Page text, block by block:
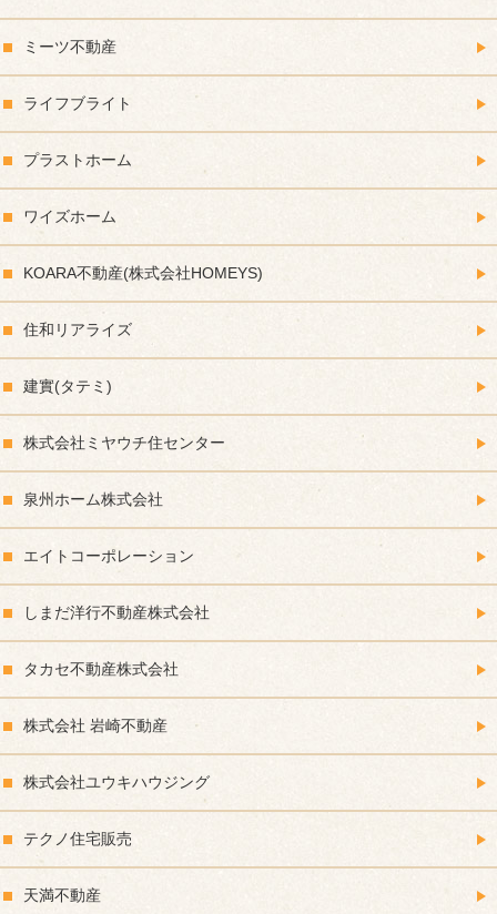
ミーツ不動産
ライフブライト
プラストホーム
ワイズホーム
KOARA不動産(株式会社HOMEYS)
住和リアライズ
建實(タテミ)
株式会社ミヤウチ住センター
泉州ホーム株式会社
エイトコーポレーション
しまだ洋行不動産株式会社
タカセ不動産株式会社
株式会社 岩崎不動産
株式会社ユウキハウジング
テクノ住宅販売
天満不動産